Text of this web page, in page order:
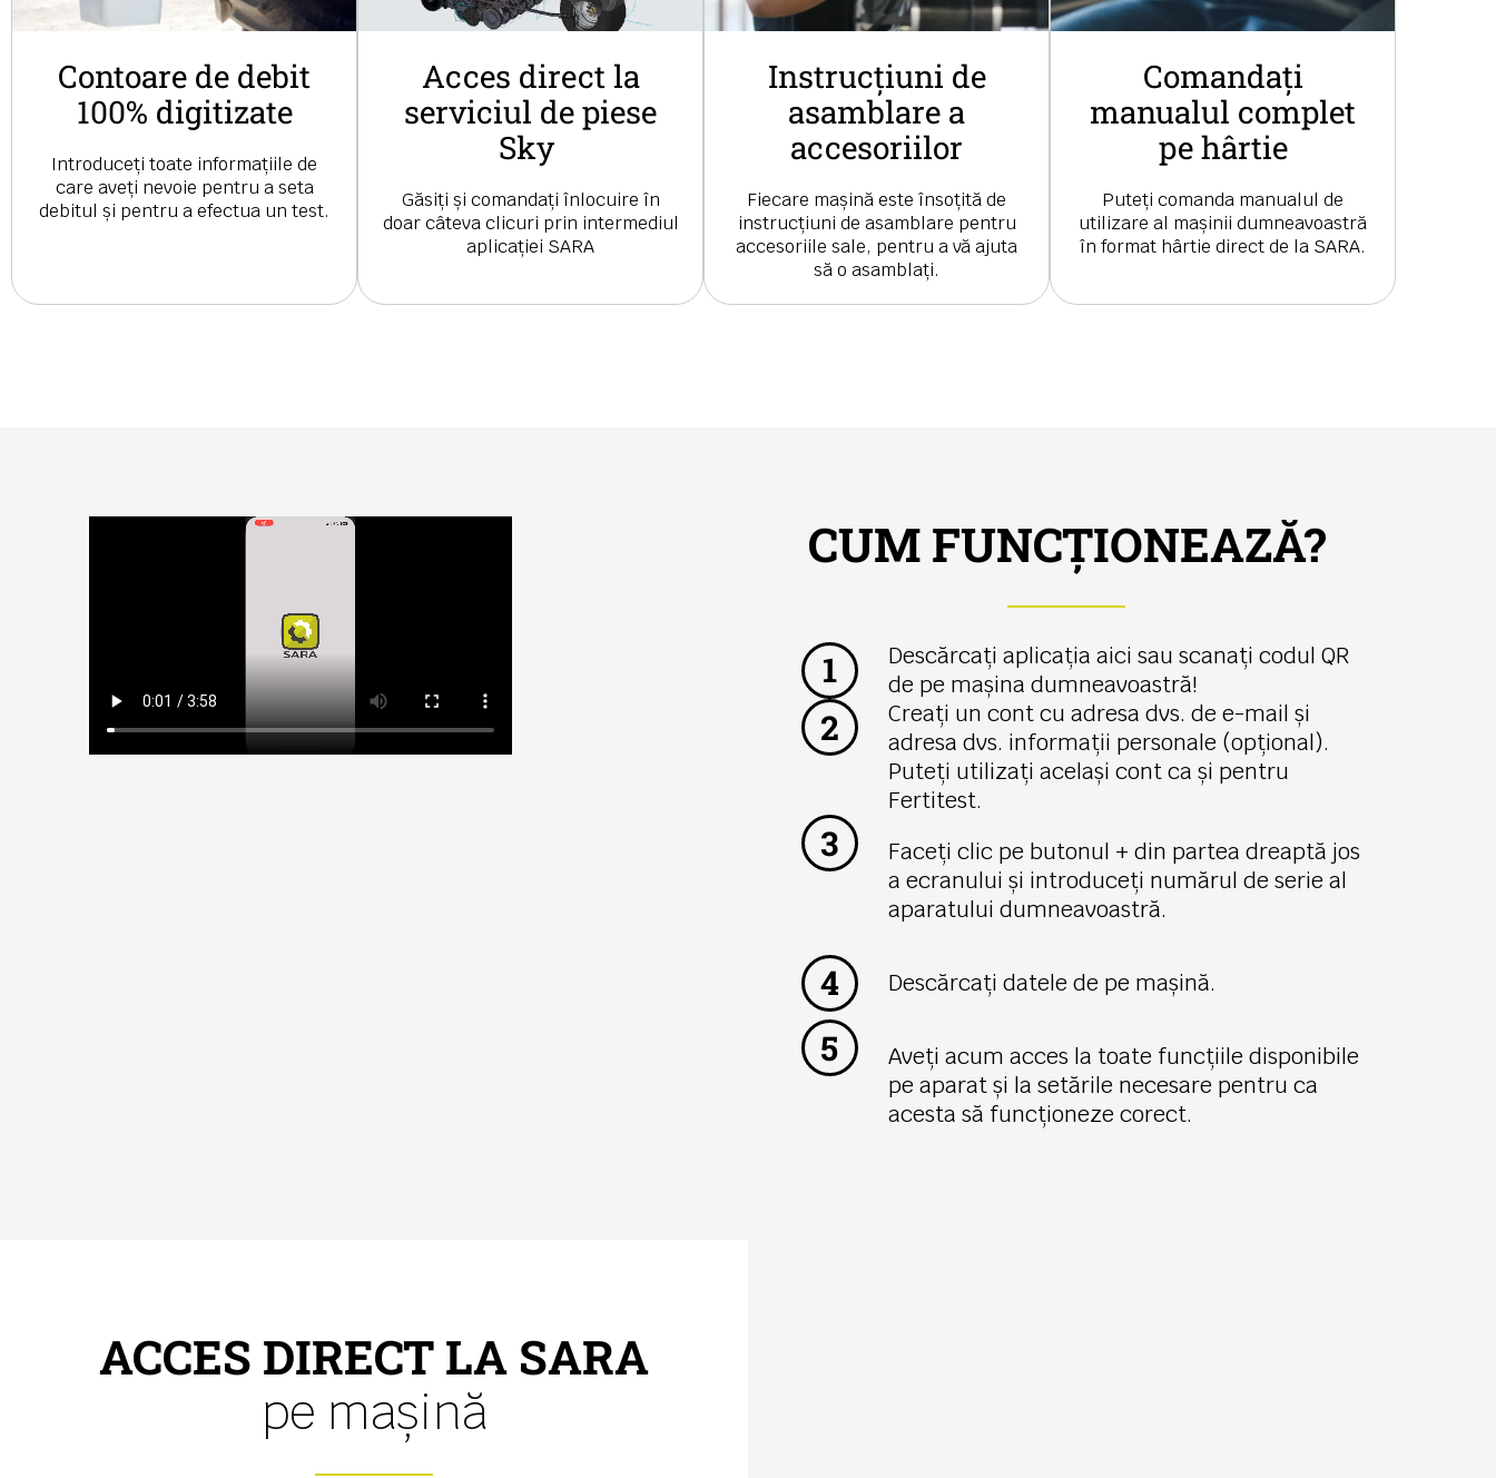
Contoare de debit
100% digitizate
Introduceți toate informațiile de
care aveți nevoie pentru a seta
debitul și pentru a efectua un test.
Acces direct la
serviciul de piese
Sky
Găsiți și comandați înlocuire în
doar câteva clicuri prin intermediul
aplicației SARA
Instrucțiuni de
asamblare a
accesoriilor
Fiecare mașină este însoțită de
instrucțiuni de asamblare pentru
accesoriile sale, pentru a vă ajuta
să o asamblați.
Comandați
manualul complet
pe hârtie
Puteți comanda manualul de
utilizare al mașinii dumneavoastră
în format hârtie direct de la SARA.
CUM FUNCȚIONEAZĂ?
1
Descărcați aplicația aici sau scanați codul QR
de pe mașina dumneavoastră!
2
Creați un cont cu adresa dvs. de e-mail și
adresa dvs. informații personale (opțional).
Puteți utilizați același cont ca și pentru
Fertitest.
3
Faceți clic pe butonul + din partea dreaptă jos
a ecranului și introduceți numărul de serie al
aparatului dumneavoastră.
4 Descărcați datele de pe mașină.
5
Aveți acum acces la toate funcțiile disponibile
pe aparat și la setările necesare pentru ca
acesta să funcționeze corect.
ACCES DIRECT LA SARA
pe mașină